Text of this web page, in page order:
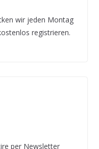
wir jeden Montag
registrieren.
per Newsletter